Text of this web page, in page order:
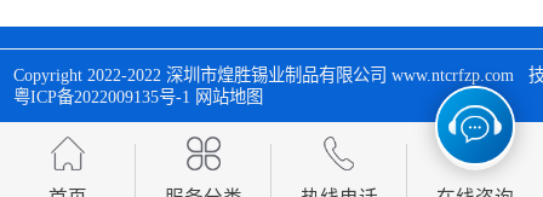
Copyright 2022-2022 深圳市煌胜锡业制品有限公司 www.ntcrfzp.com
粤ICP备2022009135号-1 网站地图